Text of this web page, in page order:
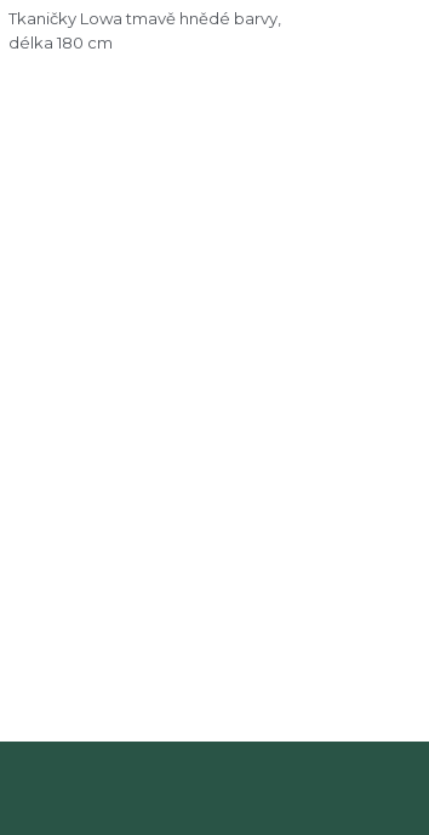
Tkaničky Lowa tmavě hnědé barvy,
délka 180 cm